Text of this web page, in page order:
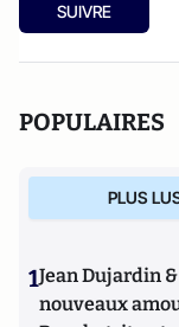
SUIVRE
POPULAIRES
PLUS
1Jean Dujardin
nouveaux